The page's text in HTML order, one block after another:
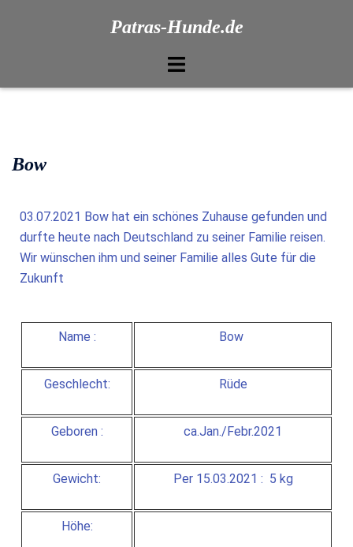
Patras-Hunde.de
Bow
03.07.2021 Bow hat ein schönes Zuhause gefunden und
durfte heute nach Deutschland zu seiner Familie reisen.
Wir wünschen ihm und seiner Familie alles Gute für die
Zukunft
Name : Bow
Geschlecht: Rüde
Geboren : ca.Jan./Febr.2021
Gewicht: Per 15.03.2021 : 5 kg
Höhe: